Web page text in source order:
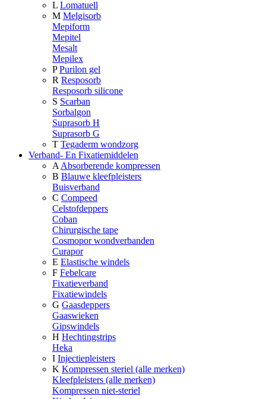
L Lomatuell
M Melgisorb
Mepiform
Mepitel
Mesalt
Mepilex
P Purilon gel
R Resposorb
Resposorb silicone
S Scarban
Sorbalgon
Suprasorb H
Suprasorb G
T Tegaderm wondzorg
Verband- En Fixatiemiddelen
A Absorberende kompressen
B Blauwe kleefpleisters
Buisverband
C Compeed
Celstofdeppers
Coban
Chirurgische tape
Cosmopor wondverbanden
Curapor
E Elastische windels
F Febelcare
Fixatieverband
Fixatiewindels
G Gaasdeppers
Gaaswieken
Gipswindels
H Hechtingstrips
Heka
I Injectiepleisters
K Kompressen steriel (alle merken)
Kleefpleisters (alle merken)
Kompressen niet-steriel